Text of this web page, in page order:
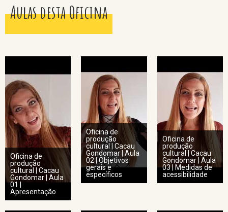
Aulas desta Oficina
Oficina de
produção
cultural | Cacau
Gondomar | Aula
01 |
Apresentação
Oficina de
produção
cultural | Cacau
Gondomar | Aula
02 | Objetivos
gerais e
específicos
Oficina de
produção
cultural | Cacau
Gondomar | Aula
03 | Medidas de
acessibilidade